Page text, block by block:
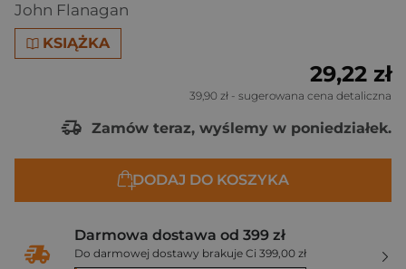
John Flanagan
KSIĄŻKA
29,22 zł
39,90 zł - sugerowana cena detaliczna
Zamów teraz, wyślemy w poniedziałek.
DODAJ DO KOSZYKA
Darmowa dostawa od 399 zł
Do darmowej dostawy brakuje Ci 399,00 zł